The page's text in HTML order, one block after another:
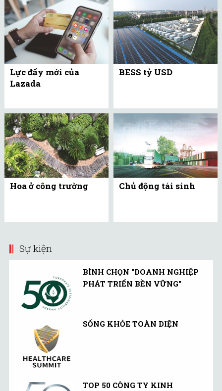
Lực đẩy mới của
Lazada
BESS tỷ USD
Hoa ở công trường Chủ động tái sinh
Sự kiện
BÌNH CHỌN "DOANH NGHIỆP
PHÁT TRIỂN BỀN VỮNG"
SỐNG KHỎE TOÀN DIỆN
TOP 50 CÔNG TY KINH